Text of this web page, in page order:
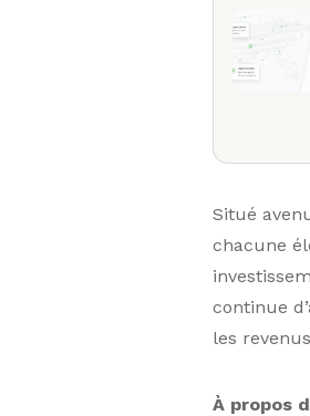
Situé
chacune
continue
les
À propos